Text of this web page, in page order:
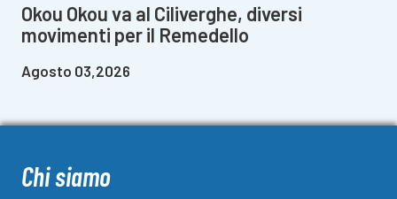
Okou Okou va al Ciliverghe, diversi
movimenti per il Remedello
Agosto 03,2026
Chi siamo